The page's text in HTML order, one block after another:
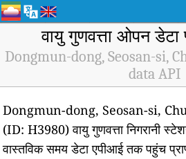
वायु गुणवत्ता ओपन डेटा
Dongmun-dong, Seosan-si,
data API
Dongmun-dong, Seosan-si,
(ID: H3980) वायु गुणवत्ता निगरानी
वास्तविक समय डेटा एपीआई तक पहुंच